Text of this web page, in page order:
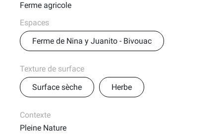
Ferme agricole
Espaces
Ferme de Nina y Juanito - Bivouac
Texture de surface
Surface sèche
Herbe
Contexte
Pleine Nature